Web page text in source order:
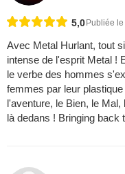
5,0 Publiée
Avec Metal Hurlant, tout
intense de l'esprit Metal !
le verbe des hommes
femmes par leur
l'aventure, le Bien, le
là dedans ! Bringing back